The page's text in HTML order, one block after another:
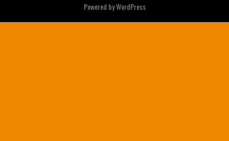
Powered byWordPress